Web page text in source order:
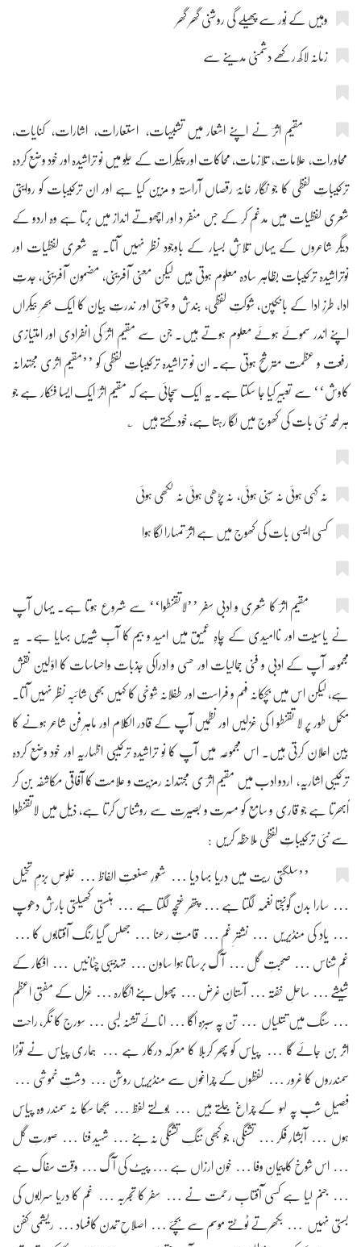
وہیں کے نُور سے پھیلے گی روشنی گھر گھر
زمانہ لاکھ رکھے دشمنی مدینے سے
مقیم اثرؔ نے اپنے اشعار میں تشبیہات، استعارات، اشارات، کنایات،
محاورات، علامات، تلازمات، محاکات اور پیکرات کے جِلَو میں نو تراشیدہ اور خود وضع کردہ
ترکیباتِ لفظی کا جو نگار خانۂ رقصاں آراستہ و مزین کیا ہے اور ان ترکیبات کو روایتی
شعری لفظیات میں مدغم کر کے جس منفر د اور اچھوتے انداز میں برتا ہے وہ اردو کے
دیگر شاعروں کے یہاں تلاشِ بسیار کے باوجود نظر نہیں آتا۔ یہ شعری لفظیات اور
نوتراشیدہ ترکیبات بظاہر سادہ معلوم ہوتی ہیں لیکن معنی آفرینی، مضمون آفرینی، جدتِ
ادا، طرزِ ادا کے بانکپن، شوکتِ لفظی، بندش و چستی اور ندرتِ بیان کا ایک بحرِ بیکراں
اپنے اندر سموئے ہوئے معلوم ہوتے ہیں۔ جن سے مقیم اثرؔ کی انفرادی اور امتیازی
رفعت و عظمت مترشّح ہوتی ہے۔ ان نو تراشیدہ ترکیباتِ لفظی کو ’’مقیم اثری مجتہدانہ
کاوش‘‘ سے تعبیر کیا جا سکتا ہے۔ یہ ایک سچائی ہے کہ مقیم اثرؔ ایک ایسا فنکار ہے جو
ہر لمحہ نئی بات کی کھوج میں لگا رہتا ہے، خود کہتے ہیں ؎
نہ کہی ہوئی نہ سُنی ہوئی، نہ پڑھی ہوئی نہ لکھی ہوئی
کسی ایسی بات کی کھوج میں ہے اثرؔ تمہارا لگا ہوا
مقیم اثرؔ کا شعری و ادبی سفر ’’لاتقنطوا‘‘ سے شروع ہوتا ہے۔ یہاں آپ
نے یاسیت اور ناامیدی کے چاہِ عمیق میں امید و بیم کا آبِ شیریں بہایا ہے۔ یہ
مجموعہ آپ کے ادبی و فنی جمالیات اور حسی و ادراکی جذبات واحساسات کا اوّلین نقش
ہے، لیکن اس میں بچکانہ فہم و فراست اور طفلانہ شوخی کا کہیں بھی شائبہ نظر نہیں آتا۔
مکمل طور پر لا تقنطو ا کی غزلیں اور نظمیں آپ کے قادر الکلام اور ماہرِ فن شاعر ہونے کا
بین اعلان کرتی ہیں۔ اس مجموعہ میں آپ کا نو تراشیدہ ترکیبی اظہاریہ اور خود وضع کردہ
ترکیبی اشاریہ، اردو ادب میں مقیم اثرؔ ی مجتہدانہ رمزیت و علامت کا آفاقی مکاشفہ بن کر
اُبھرتا ہے جو قاری و سامع کو مسرت و بصیرت سے روشناس کرتا ہے، ذیل میں لاتقنطوا
سے نئی ترکیباتِ لفظی ملاحظہ کریں :
’’سلگتی ریت میں دریا بہا دیا … شعورِ صنعتِ الفاظ … خلوصِ بزمِ تخیل
… سارا بدن گونجتا نغمہ لگتا ہے … پتھر غنچہ لگتا ہے … ہنستی کھیلتی بارش دھوپ
… یاد کی منڈیریں … نشترِ غم … قامتِ رعنا … جھلس گیا رنگ آفتابوں کا …
غم شناس … صحبتِ گل … آگ برساتا ہوا ساون … تہذیبی چٹانیں … افکار کے
شیشے … ساحلِ خفتہ … آستانِ غرض … پھول بنے انگارہ … غزل کے مفتیِ اعظم
… سنگ میں تتلیاں … تن پہ سبزہ اُگا … انائے تشنہ لبی … سورج کا نگر، راحت
اثر بن جائے گا … پیاس کو پھر کربلا کا معرکہ درکار ہے … ہماری پیاس نے توڑا
سمندروں کا غرور … لفظوں کے چراغوں سے منڈیریں روشن … دشتِ خموشی …
فصیلِ شب پہ لہو کے چراغ جلتے ہیں … بولتے لفظ … بجھا سکا نہ سمندر وہ پیاس
ہوں … آبشارِ فکر … تشنگی، جو کبھی ننگِ تشنگی نہ بنے … شہیدِ فنا … صورتِ گل
… اس شوخ کا پیمانِ وفا … خون ارزاں ہے … پیٹ کی آگ … وقت سفاک ہے
… جنم لیا ہے کسی آفتابِ رحمت نے … سفر کا تجربہ … غم کا دریا سرابوں کی
بستی نہیں … بکھرتے ٹوٹتے موسم سے بچئے … اصلاحِ تمدن کافساد … ریشمی کفن